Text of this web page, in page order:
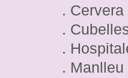
. Cervera
.
.
. Manlleu